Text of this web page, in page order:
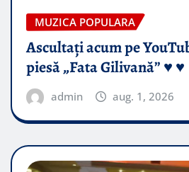
MUZICA POPULARA
Ascultați acum pe
piesă „Fata Gilivană” ♥️ ♥️
admin aug. 1, 2026